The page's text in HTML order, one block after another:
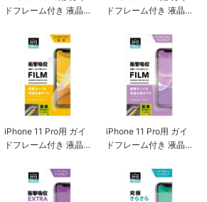
ドフレーム付き 液晶
反射防止
ドフレーム付き 液晶
ライト低減/光沢
iPhone 11 Pro用 ガイ
ドフレーム付き 液晶
収/光沢
iPhone 11 Pro用 ガイ
ドフレーム付き 液晶
収/アンチグレア